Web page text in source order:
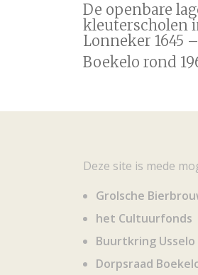
De openbare
kleuterscholen
Lonneker 1645
Boekelo rond
Deze site is mede
Grolsche
het Cultuurfonds
Buurtkring Usselo
Dorpsraad